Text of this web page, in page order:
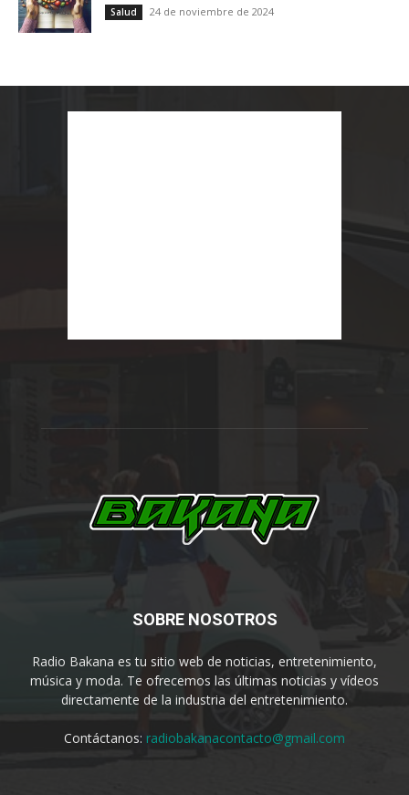
Salud 24 de noviembre de 2024
SOBRE NOSOTROS
Radio Bakana es tu sitio web de noticias, entretenimiento,
música y moda. Te ofrecemos las últimas noticias y vídeos
directamente de la industria del entretenimiento.
Contáctanos: radiobakanacontacto@gmail.com